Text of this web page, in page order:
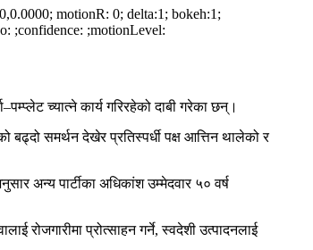
motionR: 0; delta:1; bokeh:1;
;confidence: ;motionLevel:
च्यात्ने कार्य गरिरहेको दाबी गरेका छन्।
समर्थन देखेर प्रतिस्पर्धी पक्ष आत्तिन थालेको र
अन्य पार्टीका अधिकांश उम्मेदवार ५० वर्ष
रोजगारीमा प्रोत्साहन गर्ने, स्वदेशी उत्पादनलाई